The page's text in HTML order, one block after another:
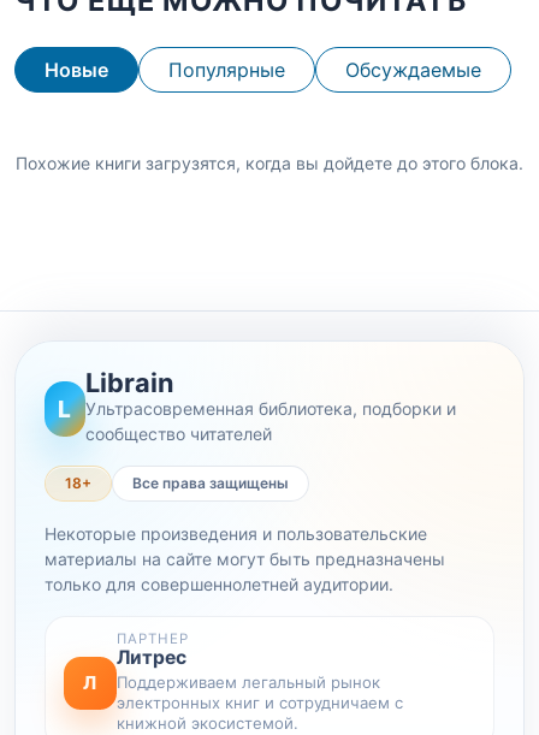
Новые Популярные Обсуждаемые
Похожие книги загрузятся, когда вы дойдете до этого блока.
L
Librain
Ультрасовременная библиотека, подборки и
сообщество читателей
18+ Все права защищены
Некоторые произведения и пользовательские
материалы на сайте могут быть предназначены
только для совершеннолетней аудитории.
Л
ПАРТНЕР
Литрес
Поддерживаем легальный рынок
электронных книг и сотрудничаем с
книжной экосистемой.